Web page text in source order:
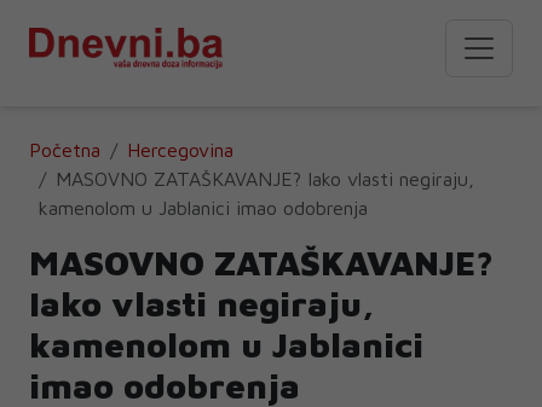
Početna
Hercegovina
MASOVNO ZATAŠKAVANJE? Iako vlasti negiraju,
kamenolom u Jablanici imao odobrenja
MASOVNO ZATAŠKAVANJE?
Iako vlasti negiraju,
kamenolom u Jablanici
imao odobrenja